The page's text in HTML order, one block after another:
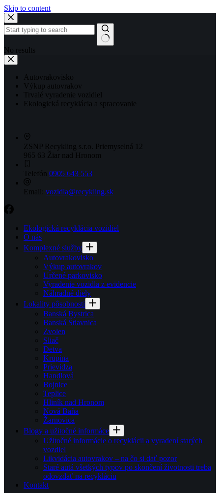
Skip to content
No results
Autovrakovisko
Výkup autovrakov
Trvalé vyradenie vozidiel
Ekologická recyklácia a spracovanie
ZSNP Recykling s.r.o.
Priemyselná 12
965 63 Žiar nad Hronom
Telefón 0905 643 553
Email: vozidla@recykling.sk
Ekologická recyklácia vozidiel
O nás
Komplexné služby
Autovrakovisko
Výkup autovrakov
Určené parkovisko
Vyradenie vozidla z evidencie
Náhradné diely
Lokality pôsobnosti
Banská Bystrica
Banská Štiavnica
Zvolen
Sliač
Detva
Krupina
Prievidza
Handlová
Bojnice
Teplice
Hliník nad Hronom
Nová Baňa
Žarnovica
Blogy a užitočné informáce
Užitočné informácie o recyklácii a vyradení starých
vozdiel
Likvidácia autovrakov – na čo si dať pozor
Staré autá všetkých typov po skončení životnosti treba
odovzdať na recykláciu
Kontakt